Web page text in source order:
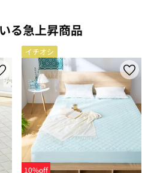
る急上昇商品
イチオシ
10%off